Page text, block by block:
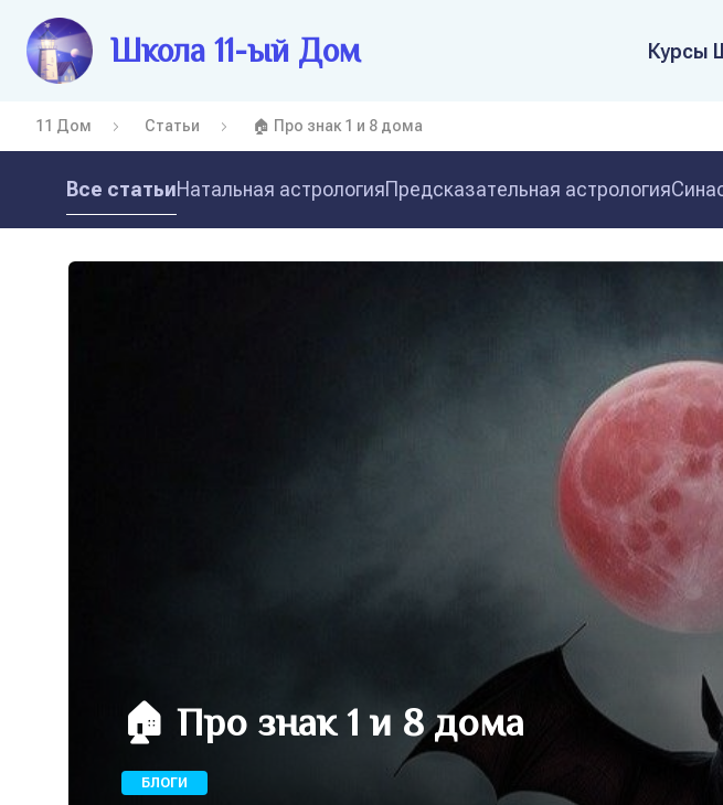
Школа 11-ый Дом Курсы
11 Дом Статьи 🏠 Про знак 1 и 8 дома
Все статьиНатальная астрологияПредсказательная астрология
🏠 Про знак 1 и 8 дома
БЛОГИ